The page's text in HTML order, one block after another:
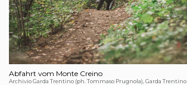
Abfahrt vom Monte Creino
Archivio Garda Trentino (ph. Tommaso Prugnola), Garda Trentino